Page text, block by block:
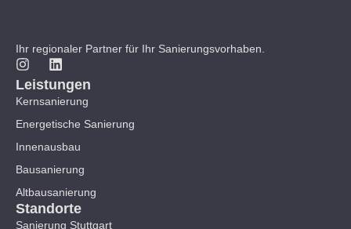
Ihr regionaler Partner für Ihr Sanierungsvorhaben.
Leistungen
Kernsanierung
Energetische Sanierung
Innenausbau
Bausanierung
Altbausanierung
Standorte
Sanierung Stuttgart